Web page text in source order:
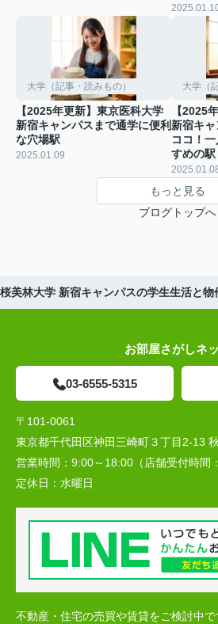
大学（記事・読みもの）
【2025年更新】東京医科大学
新宿キャンパスまで通学に便利
な穴場駅
2025.01.09
大学（
【2025
新宿キ
ココ！
すめの駅
もっと見る
ブログトップへ
美林大学 新宿キャンパスの学生生活と
お部屋さがしネ
03-6555-5315
〒101-0061
東京都千代田区神田三崎町３丁目2-13
営業時間： 9:00～18:00（店舗受付時間
定休日： 水曜日
不動産・住宅の売買や賃貸をご検討中で